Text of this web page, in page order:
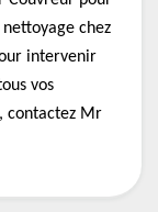
chez
intervenir
vos
contactez Mr